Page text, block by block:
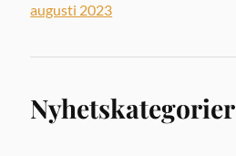
augusti 2023
Nyhetskategorier